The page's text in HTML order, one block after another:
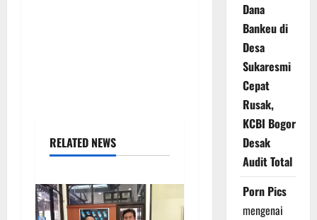
RELATED NEWS
Dana
Bankeu di
Desa
Sukaresmi
Cepat
Rusak,
KCBI Bogor
Desak
Audit Total
Porn Pics
mengenai